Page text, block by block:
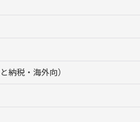
納税・海外向）